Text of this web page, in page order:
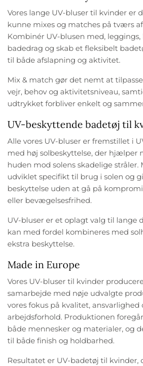
Vores lange UV-bluser til kvinder er
kunne mixes og matches på tværs
Kombinér UV-blusen med,
badedrag og skab et fleksibelt
til både afslapning og aktivitet.
Mix & match gør det nemt at
vejr, behov og aktivitetsniveau,
udtrykket forbliver enkelt og
UV-beskyttende badetøj til
Alle vores UV-bluser er fremstillet i
med høj solbeskyttelse, der hjælper
huden mod solens skadelige stråler.
udviklet specifikt til brug i solen og
beskyttelse uden at gå på
eller bevægelsesfrihed.
UV-bluser er et oplagt valg til lange
kan med fordel kombineres med
ekstra beskyttelse.
Made in Europe
Vores UV-bluser til kvinder
samarbejde med nøje udvalgte
vores fokus på kvalitet, ansvarlighed
arbejdsforhold. Produktionen
både mennesker og materialer, og
til både finish og holdbarhed.
Resultatet er UV-badetøj til kvinder,